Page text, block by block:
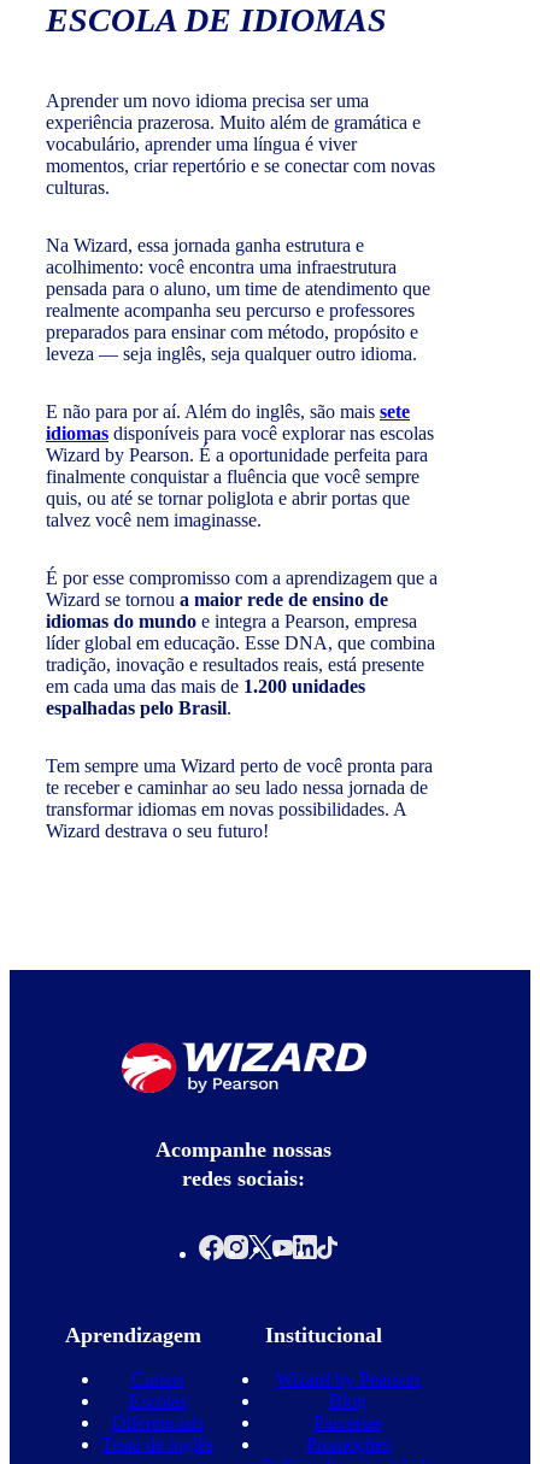
ESCOLA DE IDIOMAS
Aprender um novo idioma precisa ser uma
experiência prazerosa. Muito além de gramática e
vocabulário, aprender uma língua é viver
momentos, criar repertório e se conectar com novas
culturas.
Na Wizard, essa jornada ganha estrutura e
acolhimento: você encontra uma infraestrutura
pensada para o aluno, um time de atendimento que
realmente acompanha seu percurso e professores
preparados para ensinar com método, propósito e
leveza — seja inglês, seja qualquer outro idioma.
E não para por aí. Além do inglês, são mais sete
idiomas disponíveis para você explorar nas escolas
Wizard by Pearson. É a oportunidade perfeita para
finalmente conquistar a fluência que você sempre
quis, ou até se tornar poliglota e abrir portas que
talvez você nem imaginasse.
É por esse compromisso com a aprendizagem que a
Wizard se tornou a maior rede de ensino de
idiomas do mundo e integra a Pearson, empresa
líder global em educação. Esse DNA, que combina
tradição, inovação e resultados reais, está presente
em cada uma das mais de 1.200 unidades
espalhadas pelo Brasil.
Tem sempre uma Wizard perto de você pronta para
te receber e caminhar ao seu lado nessa jornada de
transformar idiomas em novas possibilidades. A
Wizard destrava o seu futuro!
Acompanhe nossas
redes sociais:
Aprendizagem
Cursos
Escolas
Diferenciais
Teste de inglês
Institucional
Wizard by Pearson
Blog
Parcerias
Promoções